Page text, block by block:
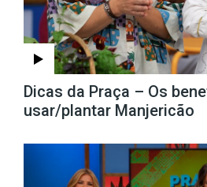
Dicas da Praça – Os
usar/plantar Manjericão